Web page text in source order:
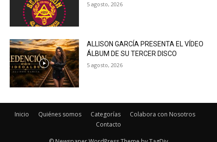
5 agosto, 2026
ALLISON GARCÍA PRESENTA EL VÍDEO
ÁLBUM DE SU TERCER DISCO
5 agosto, 2026
Inicio Quiénes somos Categorías
Colabora con Nosotros
Contacto